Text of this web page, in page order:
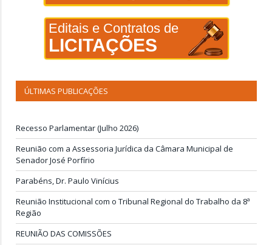
Editais e Contratos de
LICITAÇÕES
ÚLTIMAS PUBLICAÇÕES
Recesso Parlamentar (Julho 2026)
Reunião com a Assessoria Jurídica da Câmara Municipal de
Senador José Porfírio
Parabéns, Dr. Paulo Vinícius
Reunião Institucional com o Tribunal Regional do Trabalho da 8ª
Região
REUNIÃO DAS COMISSÕES